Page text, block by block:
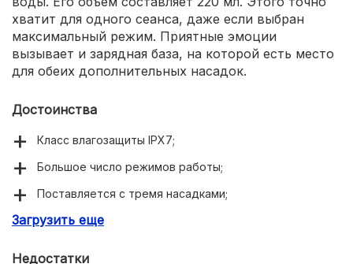
хватит для одного сеанса, даже если выбран
максимальный режим. Приятные эмоции
вызывает и зарядная база, на которой есть место
для обеих дополнительных насадок.
Достоинства
Класс влагозащиты IPX7;
Большое число режимов работы;
Поставляется с тремя насадками;
Вместительный резервуар;
Загрузить еще
Недостатки